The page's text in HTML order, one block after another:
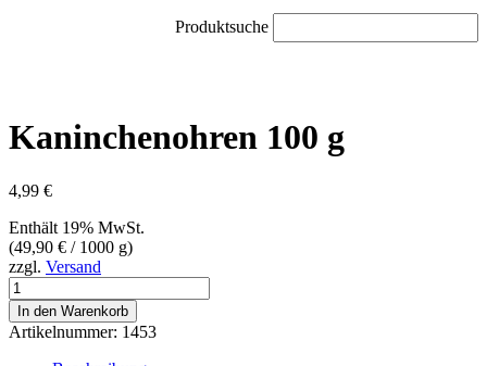
Produktsuche
Kaninchenohren 100 g
4,99 €
Enthält 19% MwSt.
(49,90 € / 1000 g)
zzgl. Versand
Kaninchenohren
100
g
Menge
In den Warenkorb
Artikelnummer: 1453